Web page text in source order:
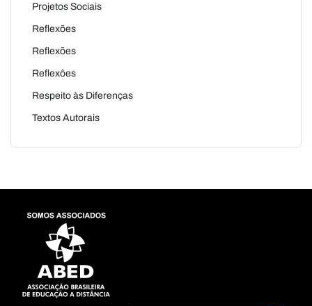
Projetos Sociais
Reflexões
Reflexões
Reflexôes
Respeito às Diferenças
Textos Autorais